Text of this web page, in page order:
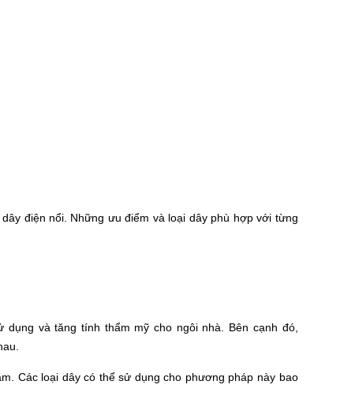
điện nổi. Những ưu điểm và loại dây phù hợp với từng
và tăng tính thẩm mỹ cho ngôi nhà. Bên cạnh đó,
Các loại dây có thể sử dụng cho phương pháp này bao